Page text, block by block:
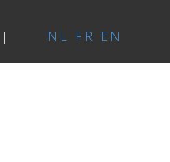
NL FR EN